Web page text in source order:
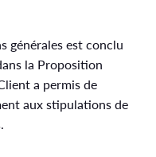
générales est conclu
la Proposition
a permis de
aux stipulations de